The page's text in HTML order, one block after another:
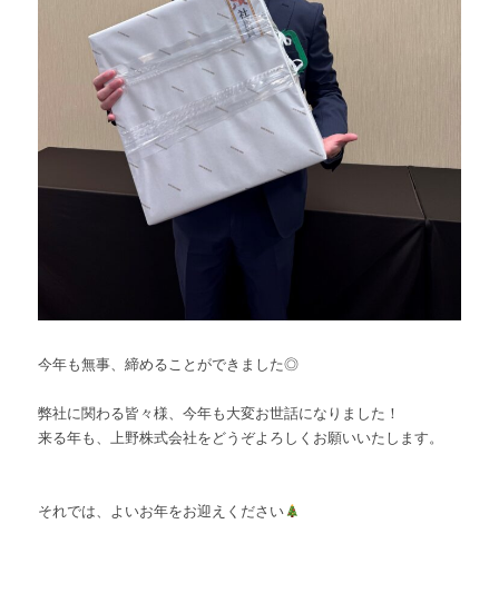
今年も無事、締めることができました◎
弊社に関わる皆々様、今年も大変お世話になりました！
来る年も、上野株式会社をどうぞよろしくお願いいたします。
それでは、よいお年をお迎えください